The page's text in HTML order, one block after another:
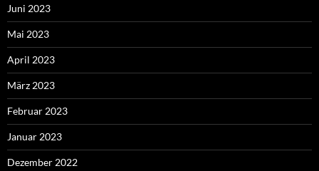
Juni 2023
Mai 2023
April 2023
März 2023
Februar 2023
Januar 2023
Dezember 2022